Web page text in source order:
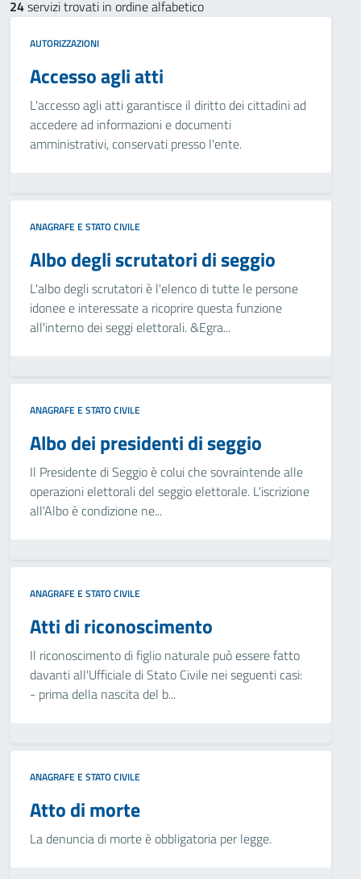
24servizi trovati in ordine alfabetico
AUTORIZZAZIONI
Accesso agli atti
L'accesso agli atti garantisce il diritto dei cittadini ad
accedere ad informazioni e documenti
amministrativi, conservati presso l'ente.
ANAGRAFE E STATO CIVILE
Albo degli scrutatori di seggio
L'albo degli scrutatori è l'elenco di tutte le persone
idonee e interessate a ricoprire questa funzione
all'interno dei seggi elettorali. &Egra...
ANAGRAFE E STATO CIVILE
Albo dei presidenti di seggio
Il Presidente di Seggio è colui che sovraintende alle
operazioni elettorali del seggio elettorale. L'iscrizione
all'Albo è condizione ne...
ANAGRAFE E STATO CIVILE
Atti di riconoscimento
Il riconoscimento di figlio naturale può essere fatto
davanti all'Ufficiale di Stato Civile nei seguenti casi:
- prima della nascita del b...
ANAGRAFE E STATO CIVILE
Atto di morte
La denuncia di morte è obbligatoria per legge.